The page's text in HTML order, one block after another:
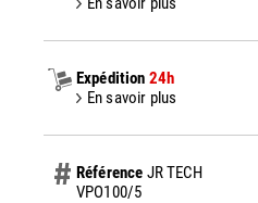
Expédition 24h
En savoir plus
Référence JR TECH
VPO100/5